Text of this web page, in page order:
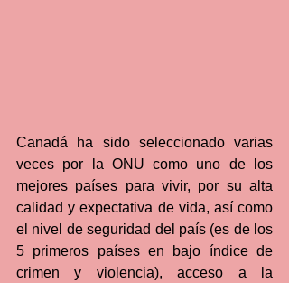
Canadá ha sido seleccionado varias
veces por la ONU como uno de los
mejores países para vivir, por su alta
calidad y expectativa de vida, así como
el nivel de seguridad del país (es de los
5 primeros países en bajo índice de
crimen y violencia), acceso a la